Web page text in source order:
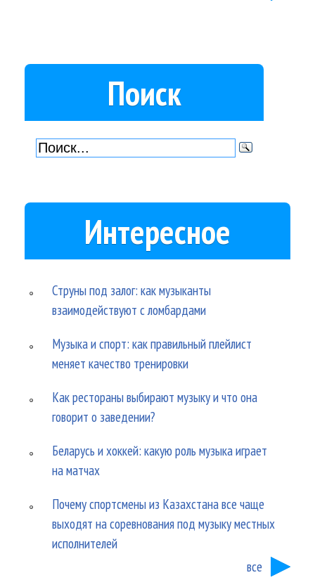
Поиск
Интересное
Струны под залог: как музыканты
взаимодействуют с ломбардами
Музыка и спорт: как правильный плейлист
меняет качество тренировки
Как рестораны выбирают музыку и что она
говорит о заведении?
Беларусь и хоккей: какую роль музыка играет
на матчах
Почему спортсмены из Казахстана все чаще
выходят на соревнования под музыку местных
исполнителей
все